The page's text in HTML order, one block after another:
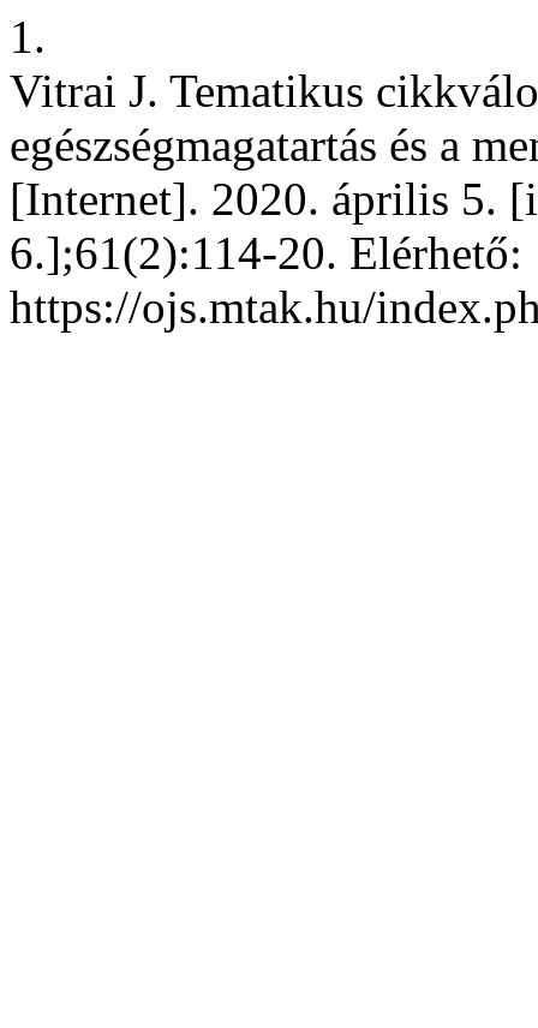
1.
Vitrai J. Tematikus
egészségmagatartás és a
[Internet]. 2020. április 5.
6.];61(2):114-20. Elérhető:
https://ojs.mtak.hu/